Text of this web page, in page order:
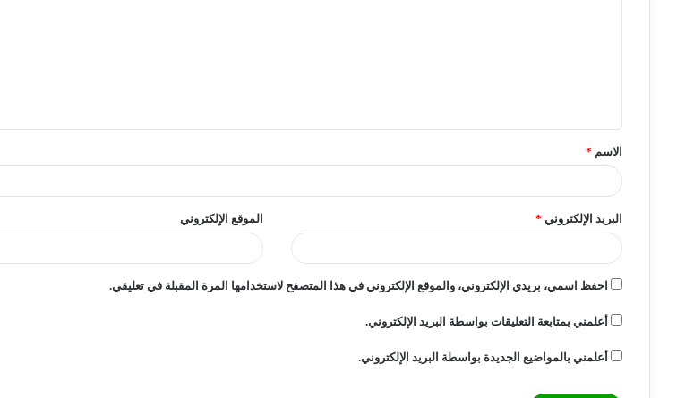
ق
*الاسم *
البريد الإلكتروني * الموقع الإلكتروني
احفظ اسمي، بريدي الإلكتروني، والموقع الإلكتروني في هذا المتصفح لاستخدامها المرة المقبلة في تعليقي.
أعلمني بمتابعة التعليقات بواسطة البريد الإلكتروني.
أعلمني بالمواضيع الجديدة بواسطة البريد الإلكتروني.